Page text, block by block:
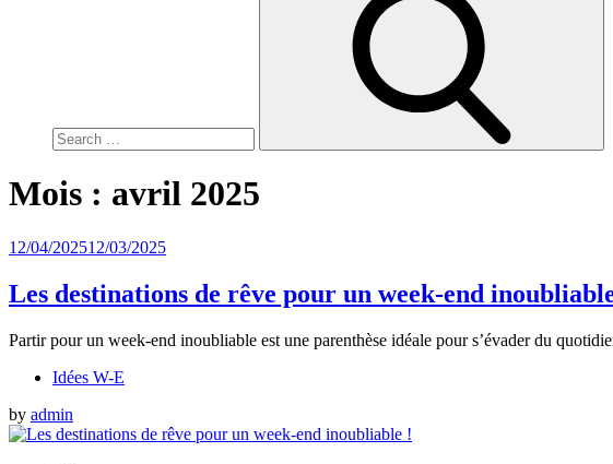
Mois : avril 2025
Posted
12/04/202512/03/2025
Les destinations de rêve pour un week-end
Partir pour un week-end inoubliable est une parenthèse idéale pour s’évader du
Idées W-E
by admin